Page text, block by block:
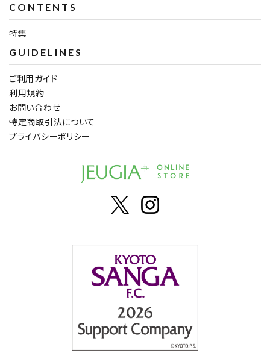
CONTENTS
特集
GUIDELINES
ご利用ガイド
利用規約
お問い合わせ
特定商取引法について
プライバシーポリシー